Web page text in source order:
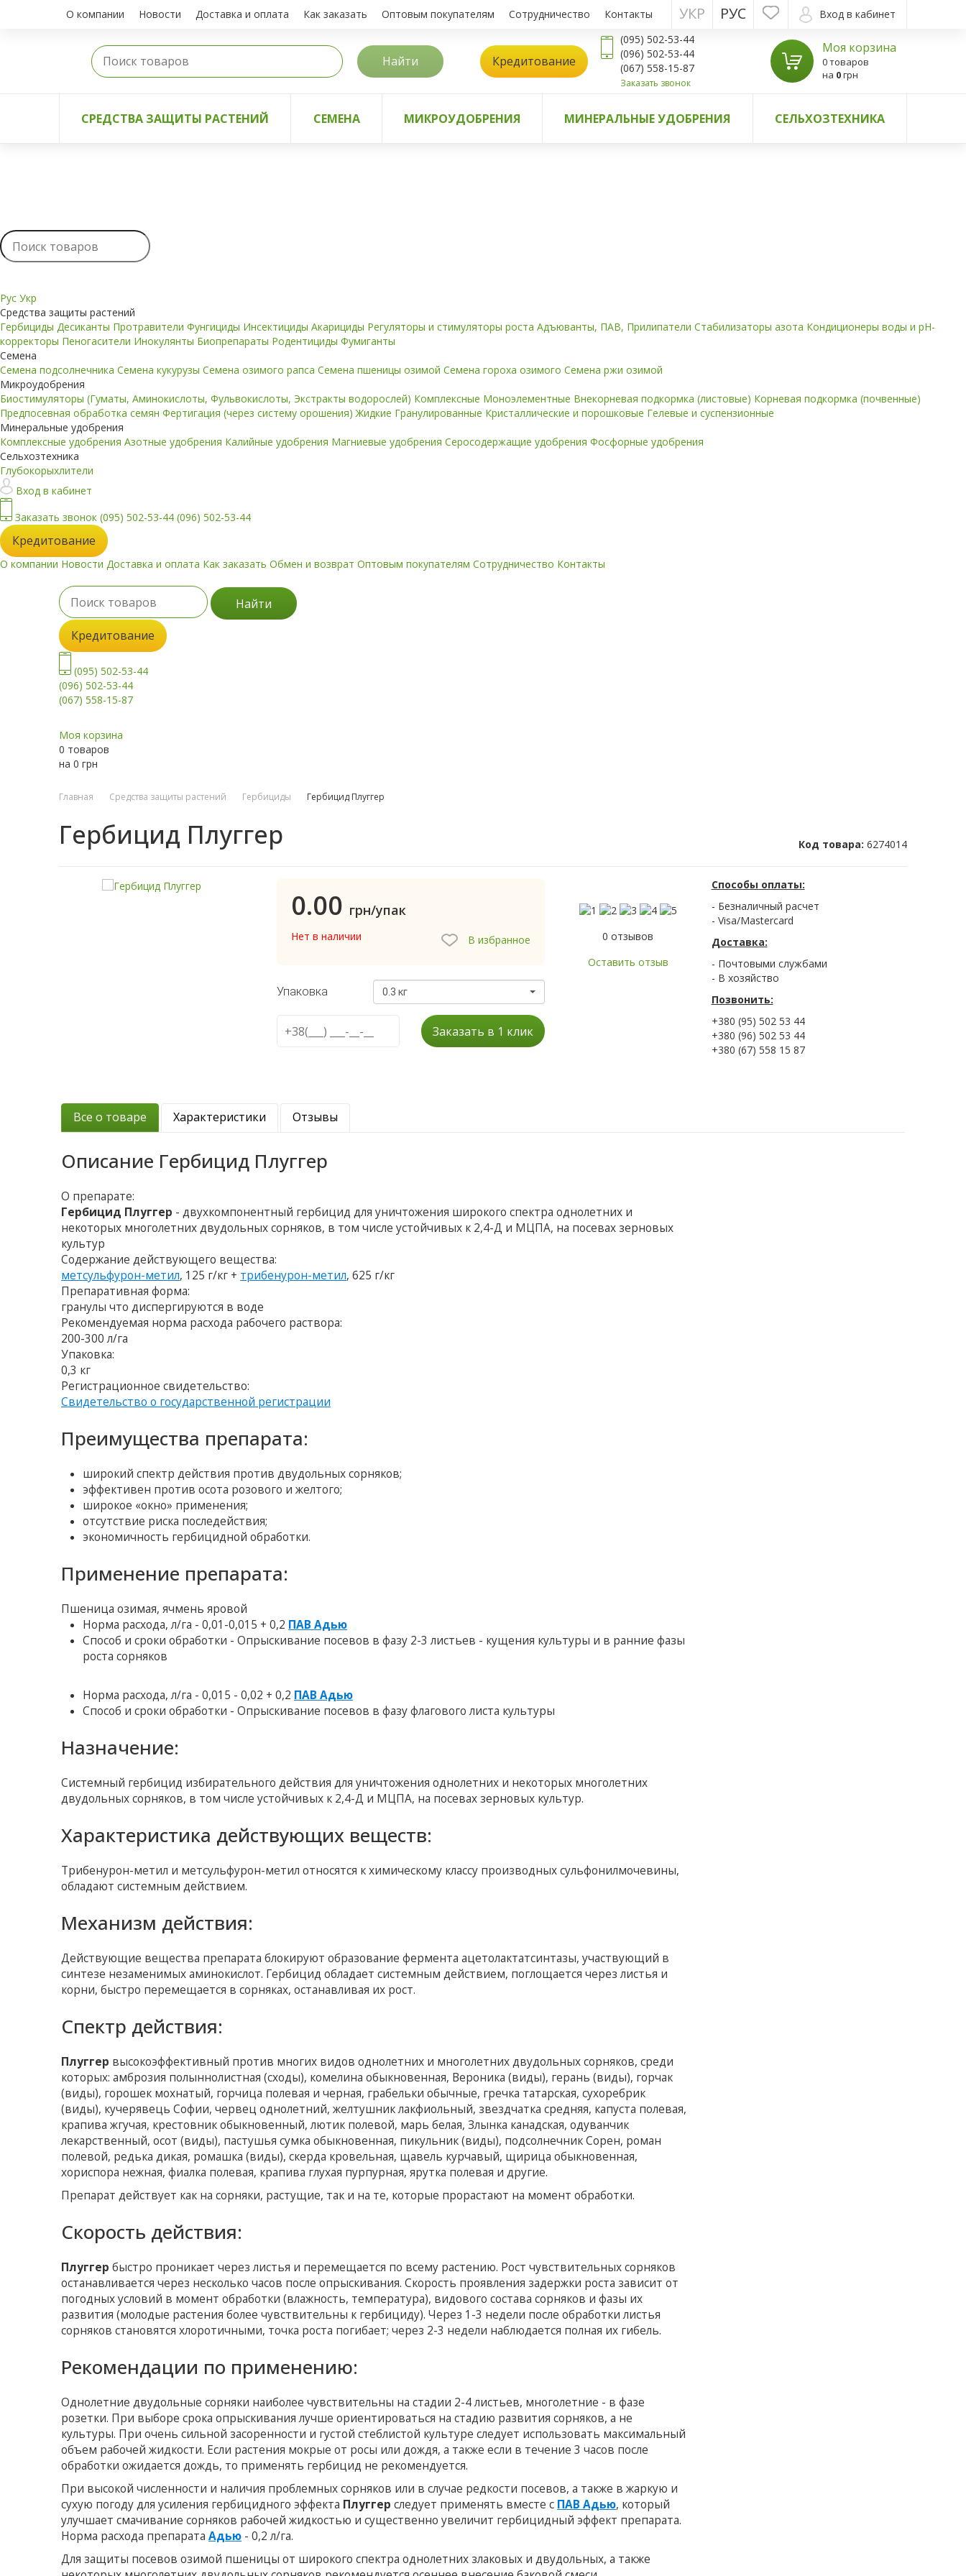
О компании Новости Доставка и оплата Как заказать Оптовым покупателям Сотрудничество Контакты Вход в кабинет
РУС
УКР
Найти Кредитование
(095) 502-53-44
(096) 502-53-44
(067) 558-15-87
Заказать звонок
Моя корзина
0 товаров
на 0грн
СРЕДСТВА ЗАЩИТЫ РАСТЕНИЙ СЕМЕНА МИКРОУДОБРЕНИЯ МИНЕРАЛЬНЫЕ УДОБРЕНИЯ СЕЛЬХОЗТЕХНИКА
Рус Укр
Средства защиты растений
Гербициды Десиканты Протравители Фунгициды Инсектициды Акарициды Регуляторы и стимуляторы роста Адъюванты, ПАВ, Прилипатели Стабилизаторы азота Кондиционеры воды и pH-
корректоры Пеногасители Инокулянты Биопрепараты Родентициды Фумиганты
Семена
Семена подсолнечника Семена кукурузы Семена озимого рапса Семена пшеницы озимой Семена гороха озимого Семена ржи озимой
Микроудобрения
Биостимуляторы (Гуматы, Аминокислоты, Фульвокислоты, Экстракты водорослей) Комплексные Моноэлементные Внекорневая подкормка (листовые) Корневая подкормка (почвенные)
Предпосевная обработка семян Фертигация (через систему орошения)Жидкие Гранулированные Кристаллические и порошковые Гелевые и суспензионные
Минеральные удобрения
Комплексные удобрения Азотные удобрения Калийные удобрения Магниевые удобрения Серосодержащие удобрения Фосфорные удобрения
Сельхозтехника
Глубокорыхлители
Вход в кабинет
Заказать звонок (095) 502-53-44 (096) 502-53-44
Кредитование
О компании Новости Доставка и оплата Как заказать Обмен и возврат Оптовым покупателям Сотрудничество Контакты
Найти
Кредитование
(095) 502-53-44
(096) 502-53-44
(067) 558-15-87
Моя корзина
0 товаров
на 0 грн
Главная Средства защиты растений Гербициды Гербицид Плуггер
Гербицид Плуггер Код товара: 6274014
0.00 грн/упак
Нет в наличии В избранное
Упаковка 0.3 кг
0 отзывов
Оставить отзыв
Заказать в 1 клик
Способы оплаты:
- Безналичный расчет
- Visa/Mastercard
Доставка:
- Почтовыми службами
- В хозяйство
Позвонить:
+380 (95) 502 53 44
+380 (96) 502 53 44
+380 (67) 558 15 87
Все о товаре Характеристики Отзывы
Описание Гербицид Плуггер
О препарате:
Гербицид Плуггер - двухкомпонентный гербицид для уничтожения широкого спектра однолетних и
некоторых многолетних двудольных сорняков, в том числе устойчивых к 2,4-Д и МЦПА, на посевах зерновых
культур
Содержание действующего вещества:
метсульфурон-метил, 125 г/кг + трибенурон-метил, 625 г/кг
Препаративная форма:
гранулы что диспергируются в воде
Рекомендуемая норма расхода рабочего раствора:
200-300 л/га
Упаковка:
0,3 кг
Регистрационное свидетельство:
Свидетельство о государственной регистрации
Преимущества препарата:
широкий спектр действия против двудольных сорняков;
эффективен против осота розового и желтого;
широкое «окно» применения;
отсутствие риска последействия;
экономичность гербицидной обработки.
Применение препарата:
Пшеница озимая, ячмень яровой
Норма расхода, л/га - 0,01-0,015 + 0,2 ПАВ Адью
Способ и сроки обработки - Опрыскивание посевов в фазу 2-3 листьев - кущения культуры и в ранние фазы
роста сорняков
Норма расхода, л/га - 0,015 - 0,02 + 0,2 ПАВ Адью
Способ и сроки обработки - Опрыскивание посевов в фазу флагового листа культуры
Назначение:
Системный гербицид избирательного действия для уничтожения однолетних и некоторых многолетних
двудольных сорняков, в том числе устойчивых к 2,4-Д и МЦПА, на посевах зерновых культур.
Характеристика действующих веществ:
Трибенурон-метил и метсульфурон-метил относятся к химическому классу производных сульфонилмочевины,
обладают системным действием.
Механизм действия:
Действующие вещества препарата блокируют образование фермента ацетолактатсинтазы, участвующий в
синтезе незаменимых аминокислот. Гербицид обладает системным действием, поглощается через листья и
корни, быстро перемещается в сорняках, останавливая их рост.
Спектр действия:
Плуггер высокоэффективный против многих видов однолетних и многолетних двудольных сорняков, среди
которых: амброзия полыннолистная (сходы), комелина обыкновенная, Вероника (виды), герань (виды), горчак
(виды), горошек мохнатый, горчица полевая и черная, грабельки обычные, гречка татарская, сухоребрик
(виды), кучерявець Софии, червец однолетний, желтушник лакфиольный, звездчатка средняя, ​​капуста полевая,
крапива жгучая, крестовник обыкновенный, лютик полевой, марь белая, Злынка канадская, одуванчик
лекарственный, осот (виды), пастушья сумка обыкновенная, пикульник (виды), подсолнечник Сорен, роман
полевой, редька дикая, ромашка (виды), скерда кровельная, щавель курчавый, щирица обыкновенная,
хориспора нежная, фиалка полевая, крапива глухая пурпурная, ярутка полевая и другие.
Препарат действует как на сорняки, растущие, так и на те, которые прорастают на момент обработки.
Скорость действия:
Плуггер быстро проникает через листья и перемещается по всему растению. Рост чувствительных сорняков
останавливается через несколько часов после опрыскивания. Скорость проявления задержки роста зависит от
погодных условий в момент обработки (влажность, температура), видового состава сорняков и фазы их
развития (молодые растения более чувствительны к гербициду). Через 1-3 недели после обработки листья
сорняков становятся хлоротичными, точка роста погибает; через 2-3 недели наблюдается полная их гибель.
Рекомендации по применению:
Однолетние двудольные сорняки наиболее чувствительны на стадии 2-4 листьев, многолетние - в фазе
розетки. При выборе срока опрыскивания лучше ориентироваться на стадию развития сорняков, а не
культуры. При очень сильной засоренности и густой стеблистой культуре следует использовать максимальный
объем рабочей жидкости. Если растения мокрые от росы или дождя, а также если в течение 3 часов после
обработки ожидается дождь, то применять гербицид не рекомендуется.
При высокой численности и наличия проблемных сорняков или в случае редкости посевов, а также в жаркую и
сухую погоду для усиления гербицидного эффекта Плуггер следует применять вместе с ПАВ Адью, который
улучшает смачивание сорняков рабочей жидкостью и существенно увеличит гербицидный эффект препарата.
Норма расхода препаратаАдью - 0,2 л/га.
Для защиты посевов озимой пшеницы от широкого спектра однолетних злаковых и двудольных, а также